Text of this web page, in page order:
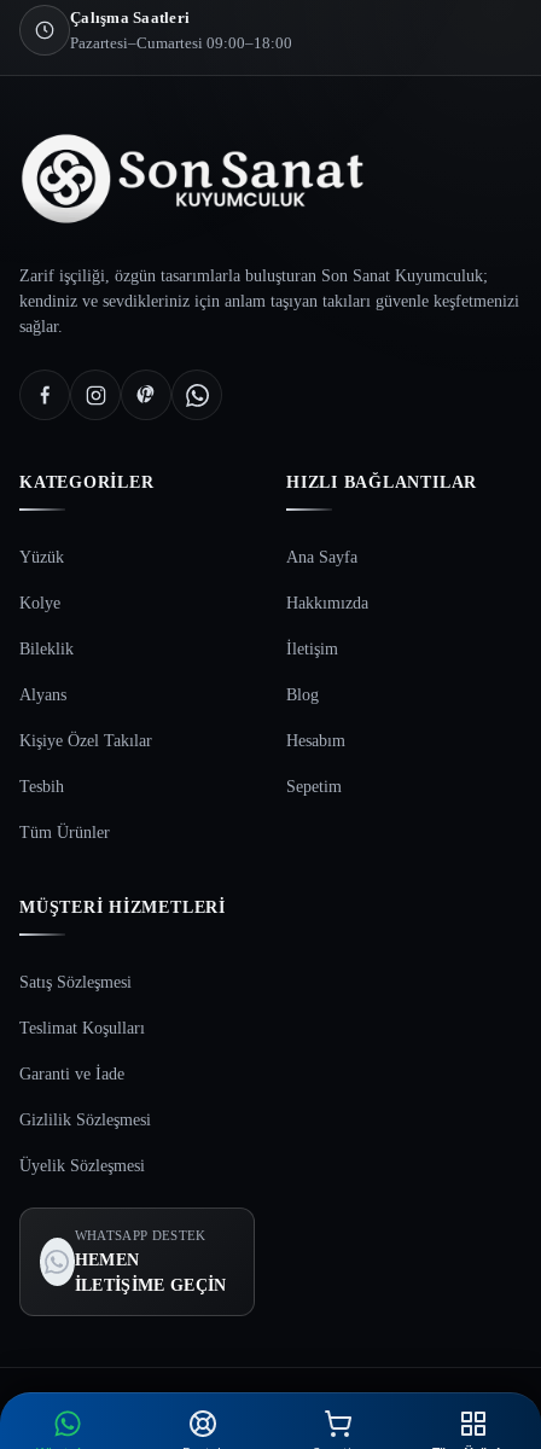
Çalışma Saatleri
Pazartesi–Cumartesi 09:00–18:00
Zarif işçiliği, özgün tasarımlarla buluşturan Son Sanat Kuyumculuk;
kendiniz ve sevdikleriniz için anlam taşıyan takıları güvenle keşfetmenizi
sağlar.
KATEGORILER
Yüzük
Kolye
Bileklik
Alyans
Kişiye Özel Takılar
Tesbih
Tüm Ürünler
HIZLI BAĞLANTILAR
Ana Sayfa
Hakkımızda
İletişim
Blog
Hesabım
Sepetim
MÜŞTERI HIZMETLERI
Satış Sözleşmesi
Teslimat Koşulları
Garanti ve İade
Gizlilik Sözleşmesi
Üyelik Sözleşmesi
WHATSAPP DESTEK
HEMEN
İLETIŞIME GEÇIN
Web tasarım ve yönetim:
AJANSÖR